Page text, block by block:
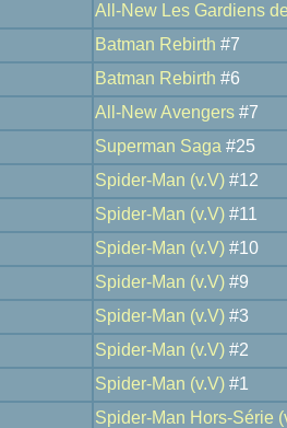
All-New Les Gardiens
Batman Rebirth #7
Batman Rebirth #6
All-New Avengers #7
Superman Saga #25
Spider-Man (v.V) #12
Spider-Man (v.V) #11
Spider-Man (v.V) #10
Spider-Man (v.V) #9
Spider-Man (v.V) #3
Spider-Man (v.V) #2
Spider-Man (v.V) #1
Spider-Man Hors-Série